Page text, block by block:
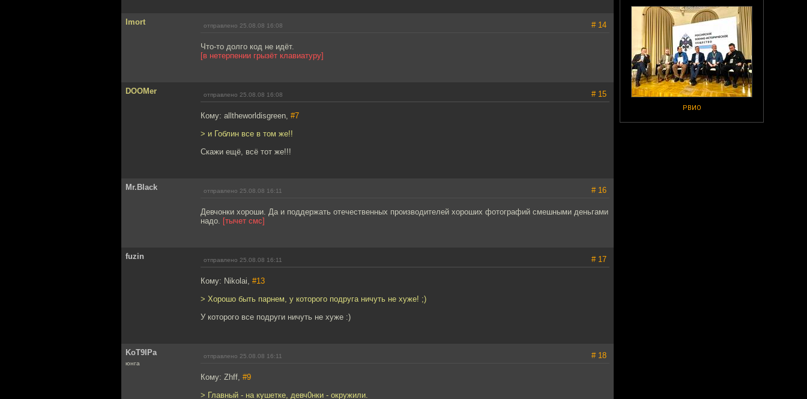
РВИО
Imort отправлено 25.08.08 16:08 # 14
Что-то долго код не идёт.
[в нетерпении грызёт клавиатуру]
DOOMer отправлено 25.08.08 16:08 # 15
Кому: alltheworldisgreen, #7
> и Гоблин все в том же!!
Скажи ещё, всё тот же!!!
Mr.Black отправлено 25.08.08 16:11 # 16
Девчонки хороши. Да и поддержать отечественных производителей хороших фотографий смешными деньгами
надо. [тычет смс]
fuzin отправлено 25.08.08 16:11 # 17
Кому: Nikolai, #13
> Хорошо быть парнем, у которого подруга ничуть не хуже! ;)
У которого все подруги ничуть не хуже :)
KoT9IPa
юнга
отправлено 25.08.08 16:11 # 18
Кому: Zhff, #9
> Главный - на кушетке, девч0нки - окружили.